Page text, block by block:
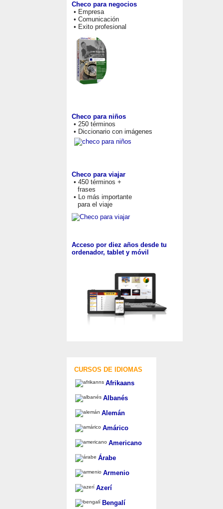
Checo para negocios
• Empresa
• Comunicación
• Exito profesional
Checo para niños
• 250 términos
• Diccionario con imágenes
Checo para viajar
• 450 términos +
frases
• Lo más importante
para el viaje
Acceso por diez años desde tu
ordenador, tablet y móvil
CURSOS DE IDIOMAS
Afrikaans
Albanés
Alemán
Amárico
Americano
Árabe
Armenio
Azerí
Bengalí